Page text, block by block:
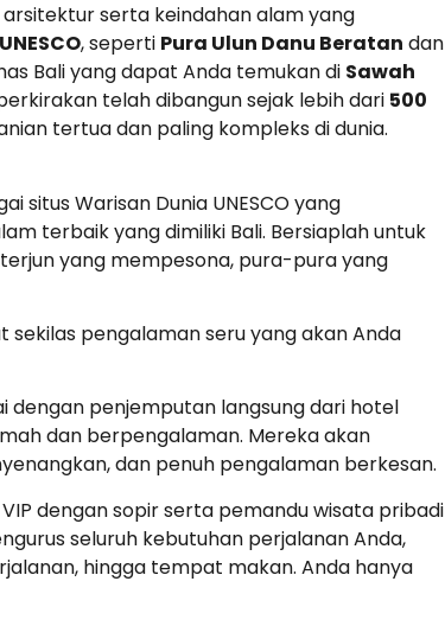
serta keindahan alam yang
, seperti Pura Ulun Danu Beratan dan
Bali yang dapat Anda temukan di Sawah
telah dibangun sejak lebih dari 500
tertua dan paling kompleks di dunia.
situs Warisan Dunia UNESCO yang
terbaik yang dimiliki Bali. Bersiaplah untuk
yang mempesona, pura-pura yang
pengalaman seru yang akan Anda
dengan penjemputan langsung dari hotel
dan berpengalaman. Mereka akan
dan penuh pengalaman berkesan.
dengan sopir serta pemandu wisata pribadi
seluruh kebutuhan perjalanan Anda,
hingga tempat makan. Anda hanya